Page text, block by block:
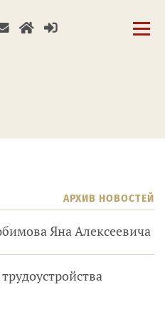
АРХИВ НОВОСТЕЙ
Яна Алексеевича